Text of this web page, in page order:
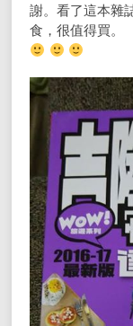
謝。看了這本雜
食，很值得買。